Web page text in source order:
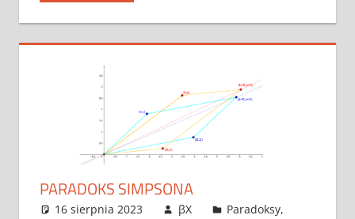
PARADOKS SIMPSONA
16 sierpnia 2023 βX Paradoksy,